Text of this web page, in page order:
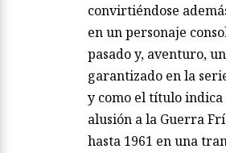
convirtiéndose
en un personaje
pasado y, aventuro,
garantizado en la
y como el título
alusión a la Guerra
hasta 1961 en una